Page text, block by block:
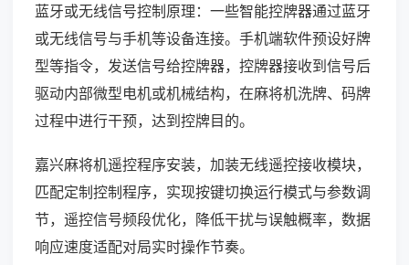
蓝牙或无线信号控制原理：一些智能控牌器通过蓝牙
或无线信号与手机等设备连接。手机端软件预设好牌
型等指令，发送信号给控牌器，控牌器接收到信号后
驱动内部微型电机或机械结构，在麻将机洗牌、码牌
过程中进行干预，达到控牌目的。
嘉兴麻将机遥控程序安装，加装无线遥控接收模块，
匹配定制控制程序，实现按键切换运行模式与参数调
节，遥控信号频段优化，降低干扰与误触概率，数据
响应速度适配对局实时操作节奏。